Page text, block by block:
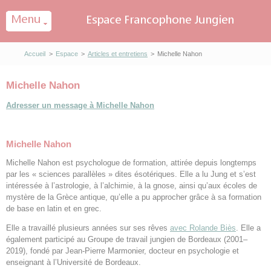
Accueil > Espace > Articles et entretiens > Michelle Nahon
Michelle Nahon
Adresser un message à Michelle Nahon
Michelle Nahon
Michelle Nahon est psychologue de formation, attirée depuis longtemps
par les « sciences parallèles » dites ésotériques. Elle a lu Jung et s’est
intéressée à l’astrologie, à l’alchimie, à la gnose, ainsi qu’aux écoles de
mystère de la Grèce antique, qu’elle a pu approcher grâce à sa formation
de base en latin et en grec.
Elle a travaillé plusieurs années sur ses rêves avec Rolande Biès. Elle a
également participé au Groupe de travail jungien de Bordeaux (2001–
2019), fondé par Jean-Pierre Marmonier, docteur en psychologie et
enseignant à l’Université de Bordeaux.